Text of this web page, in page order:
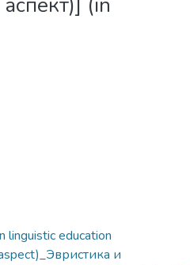
linguistic education
и